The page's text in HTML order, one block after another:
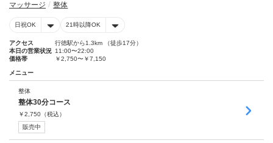
マッサージ 整体
日祝OK 21時以降OK
アクセス
行徳駅から1.3km （徒歩17分）
本日の営業状況 11:00〜22:00
価格帯
￥2,750〜￥7,150
メニュー
整体
整体30分コース
￥2,750 （税込）
販売中